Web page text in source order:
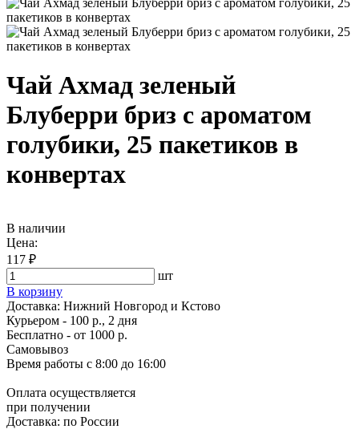
Чай Ахмад зеленый
Блуберри бриз с ароматом
голубики, 25 пакетиков в
конвертах
В наличии
Цена:
117 ₽
шт
В корзину
Доставка: Нижний Новгород и Кстово
Курьером - 100 р., 2 дня
Бесплатно - от 1000 р.
Самовывоз
Время работы с 8:00 до 16:00
Оплата осуществляется
при получении
Доставка: по России